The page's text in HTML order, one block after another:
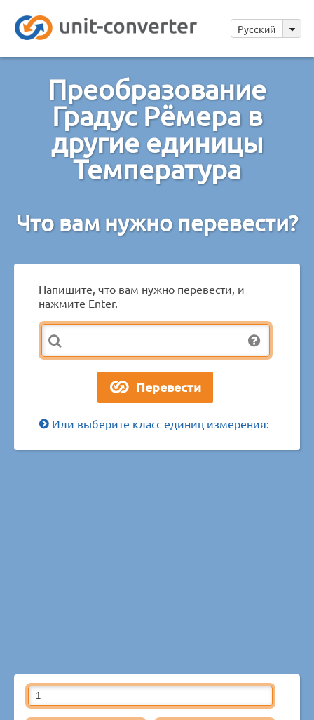
Русский
Преобразование
Градус Рёмера в
другие единицы
Температура
Что вам нужно перевести?
Напишите, что вам нужно перевести, и
нажмите Enter.
Или выберите класс единиц измерения: